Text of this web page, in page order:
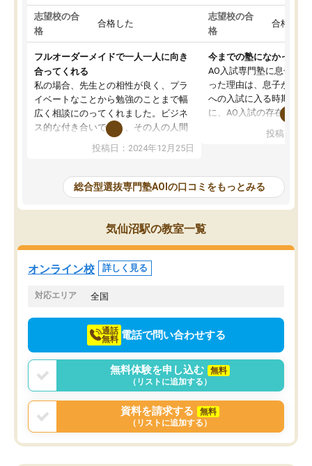
志望校の合
格
合格した
フルオーダーメイドで一人一人に向き
合ってくれる
私の場合、先生との相性が良く、プラ
イベートなことから勉強のことまで幅
広く相談にのってくれました。ビジネ
ス的な付き合いでなく、その人の人間
性までを適切に把握し、むきあってい
るなぁと強く感じることできました。
と相談すると、他の先生も紹介してく
ださり、客観的なアドバイスもいただ
くことができました（志望理由・自己
PR等の添削において）。そして、なに
より自習室が解放されている点がよか
ったです。友達と好きな時間に自習
し、お互いを高めあえる環境がありま
投稿日：2024年12月25日
志望校の合
格
合格した
今までの塾になかった
AO入試専門塾に息子を
った理由は、息子が高校
への入試に入る時期に差
に、AO入試の存在を息
たことから、AOIに入塾
で、AO入試を改めて知
それに対しての具体的な
ことでした。更に子供の
けてらっしゃいますので
投稿日：
総合型選抜専門塾AOIの口コミをもっとみる
気仙沼駅の教室一覧
オンライン校 詳しく見る
対応エリア 全国
通話
無料 電話で問い合わせする
無料体験を申し込む
無料
（リストに追加する）
資料を請求する
無料
（リストに追加する）